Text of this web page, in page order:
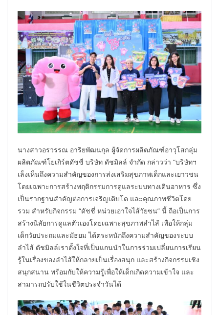
นางสาวอรวรรณ อาริยพัฒนกุล ผู้จัดการผลิตภัณฑ์อาวุโสกลุ่ม
ผลิตภัณฑ์โยเกิร์ตดัชชี่ บริษัท ดัชมิลล์ จำกัด กล่าวว่า “บริษัทฯ
เล็งเห็นถึงความสำคัญของการส่งเสริมสุขภาพเด็กและเยาวชน
โดยเฉพาะการสร้างพฤติกรรมการดูแลระบบทางเดินอาหาร ซึ่ง
เป็นรากฐานสำคัญต่อการเจริญเติบโต และคุณภาพชีวิตโดย
รวม สำหรับกิจกรรม “ดัชชี่ หน่วยเอาใจไส้วัยซน” นี้ ถือเป็นการ
สร้างนิสัยการดูแลตัวเองโดยเฉพาะสุขภาพลำไส้ เพื่อให้กลุ่ม
เด็กวัยประถมและมัธยม ได้ตระหนักถึงความสำคัญของระบบ
ลำไส้ ดัชมิลล์เราตั้งใจที่เป็นแกนนำในการร่วมเปลี่ยนการเรียน
รู้ในเรื่องของลำไส้ให้กลายเป็นเรื่องสนุก และสร้างกิจกรรมเชิง
สนุกสนาน พร้อมกับให้ความรู้เพื่อให้เด็กเกิดความเข้าใจ และ
สามารถปรับใช้ในชีวิตประจำวันได้